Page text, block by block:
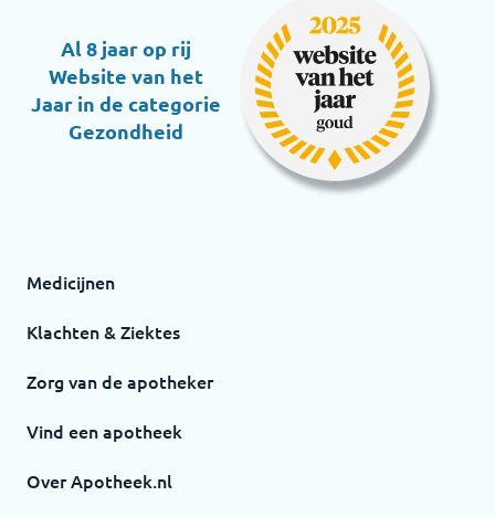
Al 8 jaar op rij
Website van het
Jaar in de categorie
Gezondheid
Medicijnen
Klachten & Ziektes
Zorg van de apotheker
Vind een apotheek
Over Apotheek.nl